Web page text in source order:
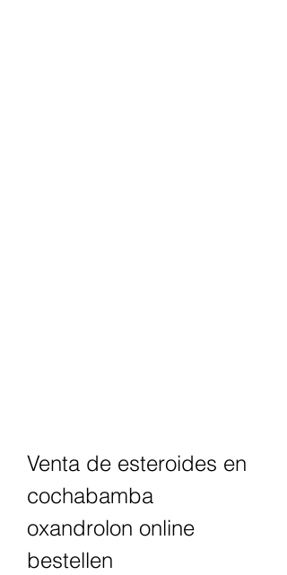
Venta de esteroides en
cochabamba
oxandrolon online
bestellen